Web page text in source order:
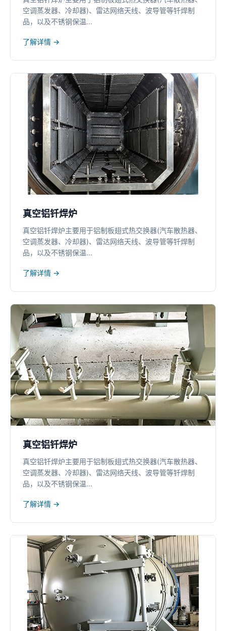
空调蒸发器、冷却器)、雷达网络天线、波导管等钎焊制
品，以及不锈钢保温...
了解详情 →
真空铝钎焊炉
真空铝钎焊炉主要用于铝制板翅式热交换器(汽车散热器、
空调蒸发器、冷却器)、雷达网络天线、波导管等钎焊制
品，以及不锈钢保温...
了解详情 →
真空铝钎焊炉
真空铝钎焊炉主要用于铝制板翅式热交换器(汽车散热器、
空调蒸发器、冷却器)、雷达网络天线、波导管等钎焊制
品，以及不锈钢保温...
了解详情 →